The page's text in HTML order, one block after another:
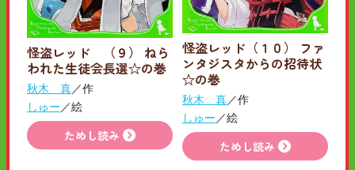
怪盗レッド （９） ねら
われた生徒会長選☆の巻
秋木 真／作
しゅー／絵
ためし読み
怪盗レッド（１０） ファ
ンタジスタからの招待状
☆の巻
秋木 真／作
しゅー ／絵
ためし読み